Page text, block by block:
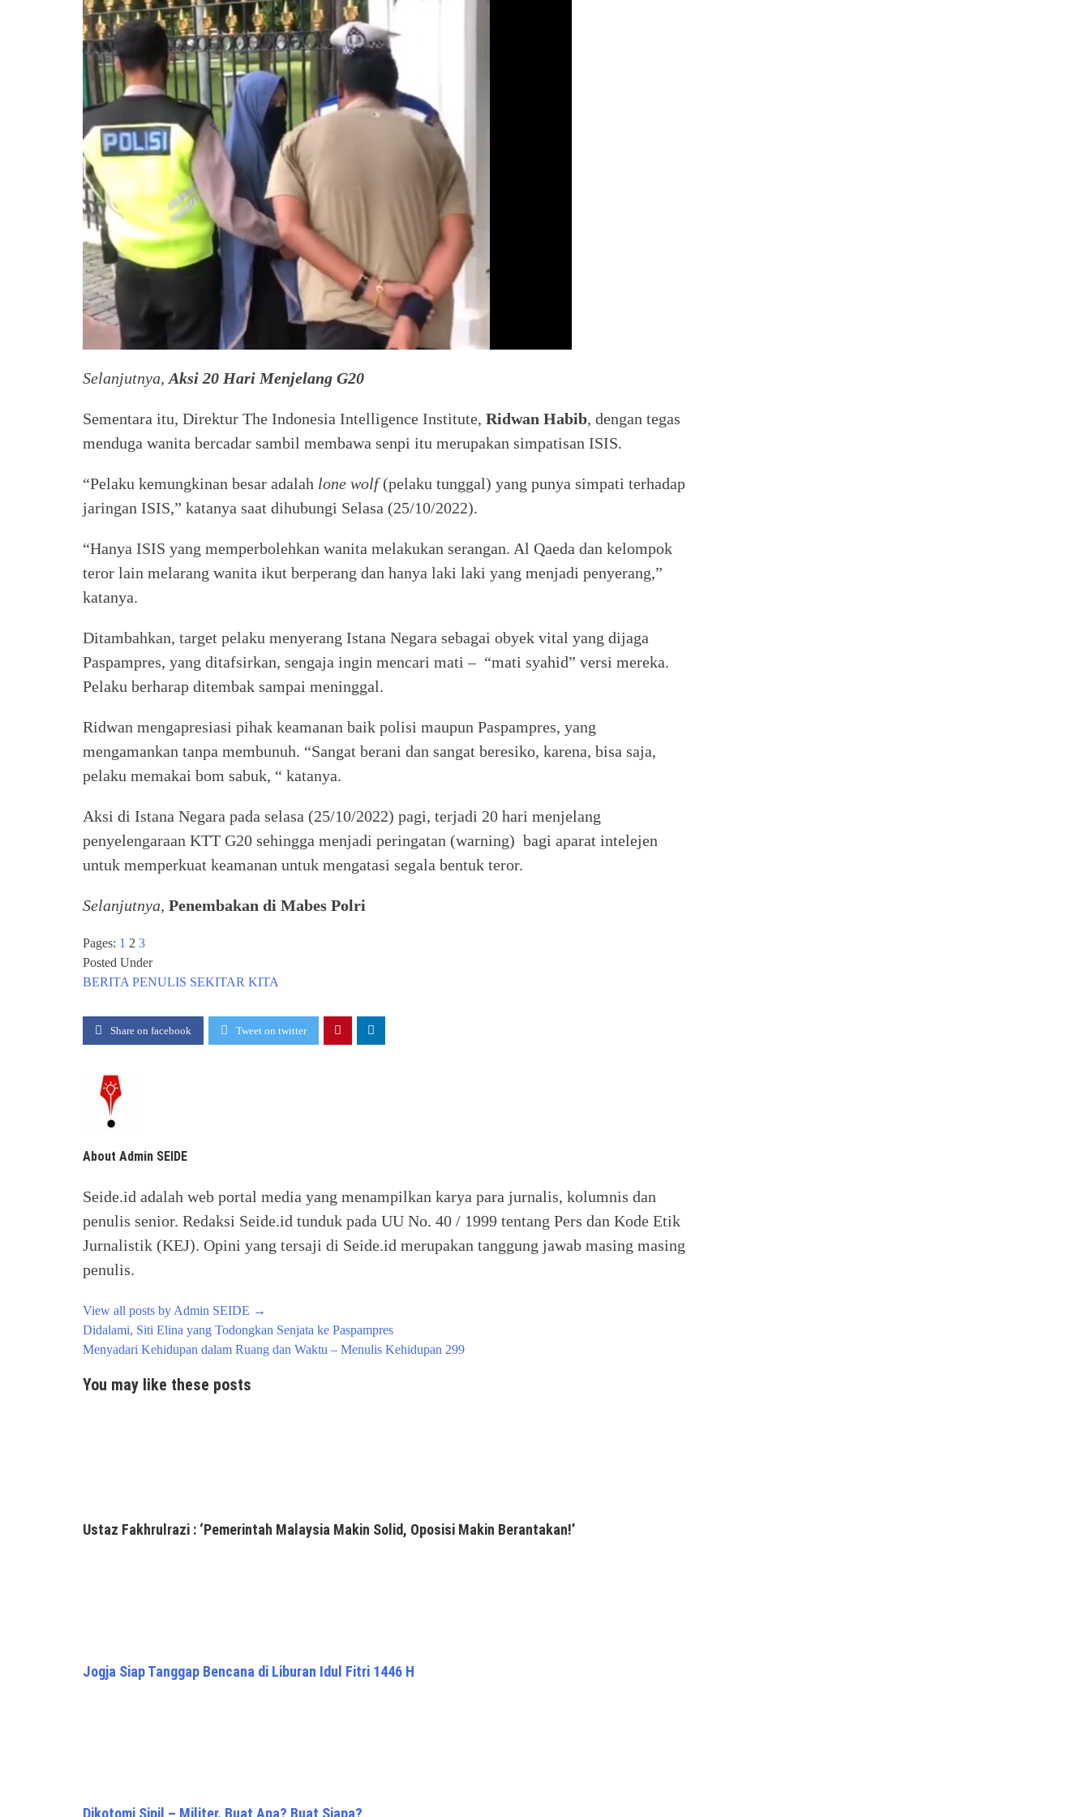
Selanjutnya, Aksi 20 Hari Menjelang G20
Sementara itu, Direktur The Indonesia Intelligence Institute, Ridwan Habib, dengan tegas
menduga wanita bercadar sambil membawa senpi itu merupakan simpatisan ISIS.
“Pelaku kemungkinan besar adalah lone wolf(pelaku tunggal) yang punya simpati terhadap
jaringan ISIS,” katanya saat dihubungi Selasa (25/10/2022).
“Hanya ISIS yang memperbolehkan wanita melakukan serangan. Al Qaeda dan kelompok
teror lain melarang wanita ikut berperang dan hanya laki laki yang menjadi penyerang,”
katanya.
Ditambahkan, target pelaku menyerang Istana Negara sebagai obyek vital yang dijaga
Paspampres, yang ditafsirkan, sengaja ingin mencari mati – “mati syahid” versi mereka.
Pelaku berharap ditembak sampai meninggal.
Ridwan mengapresiasi pihak keamanan baik polisi maupun Paspampres, yang
mengamankan tanpa membunuh. “Sangat berani dan sangat beresiko, karena, bisa saja,
pelaku memakai bom sabuk, “ katanya.
Aksi di Istana Negara pada selasa (25/10/2022) pagi, terjadi 20 hari menjelang
penyelengaraan KTT G20 sehingga menjadi peringatan (warning) bagi aparat intelejen
untuk memperkuat keamanan untuk mengatasi segala bentuk teror.
Selanjutnya, Penembakan di Mabes Polri
Pages: 1 2 3
Posted Under
BERITA PENULIS SEKITAR KITA
Share on facebook Tweet on twitter
About Admin SEIDE
Seide.id adalah web portal media yang menampilkan karya para jurnalis, kolumnis dan
penulis senior. Redaksi Seide.id tunduk pada UU No. 40 / 1999 tentang Pers dan Kode Etik
Jurnalistik (KEJ). Opini yang tersaji di Seide.id merupakan tanggung jawab masing masing
penulis.
View all posts by Admin SEIDE →
Post
navigation
Didalami, Siti Elina yang Todongkan Senjata ke Paspampres
Menyadari Kehidupan dalam Ruang dan Waktu – Menulis Kehidupan 299
You may like these posts
Ustaz Fakhrulrazi : ‘Pemerintah Malaysia Makin Solid, Oposisi Makin Berantakan!’
Jogja Siap Tanggap Bencana di Liburan Idul Fitri 1446 H
Dikotomi Sipil – Militer. Buat Apa? Buat Siapa?